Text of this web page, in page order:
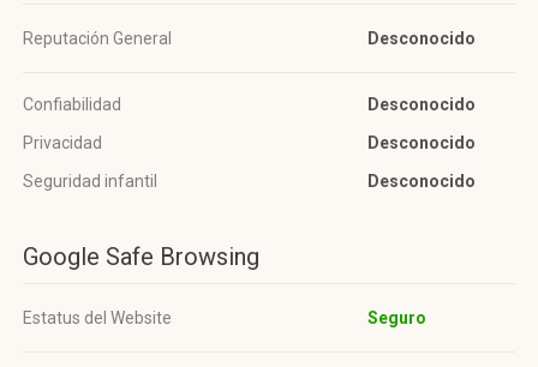
Reputación General Desconocido
Confiabilidad
Desconocido
Privacidad
Desconocido
Seguridad infantil
Desconocido
Google Safe Browsing
Estatus del Website Seguro